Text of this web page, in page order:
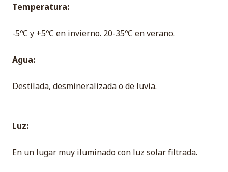
Temperatura:
-5ºC y +5ºC en invierno. 20-35ºC en verano.
Agua:
Destilada, desmineralizada o de luvia.
Luz:
En un lugar muy iluminado con luz solar filtrada.